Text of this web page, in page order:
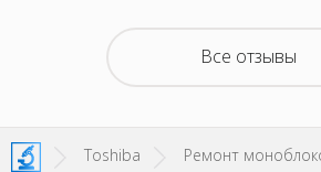
Все отзывы
Toshiba Ремонт